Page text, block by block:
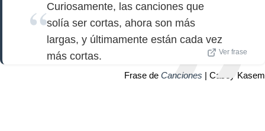
Curiosamente, las canciones que
solía ser cortas, ahora son más
largas, y últimamente están cada vez
más cortas.
Ver frase
Frase de Canciones | Casey Kasem